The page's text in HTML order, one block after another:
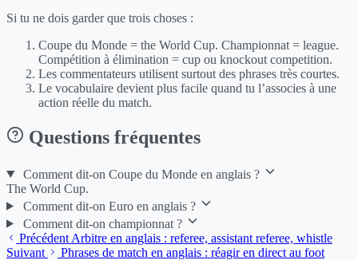
Si tu ne dois garder que trois choses :
Coupe du Monde = the World Cup. Championnat = league.
Compétition à élimination = cup ou knockout competition.
Les commentateurs utilisent surtout des phrases très courtes.
Le vocabulaire devient plus facile quand tu l’associes à une
action réelle du match.
Questions fréquentes
Comment dit-on Coupe du Monde en anglais ?
The World Cup.
Comment dit-on Euro en anglais ?
Comment dit-on championnat ?
Précédent Arbitre en anglais : referee, assistant referee, whistle
Suivant
Phrases de match en anglais : réagir en direct au foot